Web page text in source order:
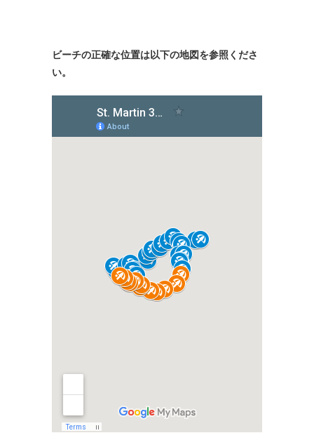
ビーチの正確な位置は以下の地図を参照くださ
い。